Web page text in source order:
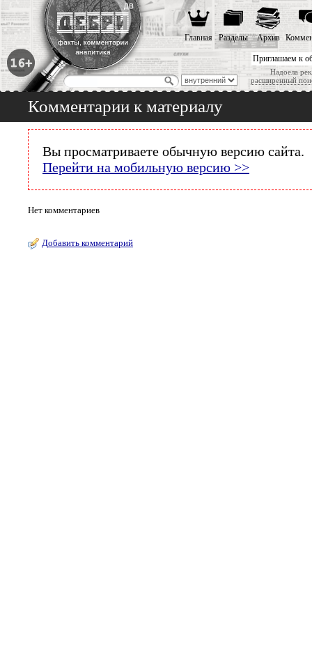
Приглашаем к
Надоела
расширенный
Главная Разделы Архив
Комментарии к материалу
Вы просматриваете обычную версию сайта.
Перейти на мобильную версию >>
Нет комментариев
Добавить комментарий